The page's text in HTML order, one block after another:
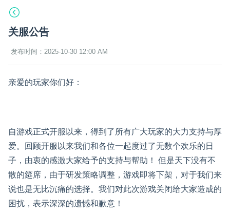
关服公告
发布时间：2025-10-30 12:00 AM
亲爱的玩家你们好：
自游戏正式开服以来，得到了所有广大玩家的大力支持与厚
爱。回顾开服以来我们和各位一起度过了无数个欢乐的日
子，由衷的感激大家给予的支持与帮助！ 但是天下没有不
散的筵席，由于研发策略调整，游戏即将下架，对于我们来
说也是无比沉痛的选择。我们对此次游戏关闭给大家造成的
困扰，表示深深的遗憾和歉意！